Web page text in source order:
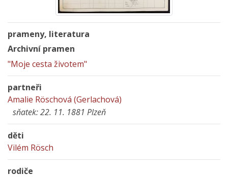
prameny, literatura
Archivní pramen
"Moje cesta životem"
partneři
Amalie Röschová (Gerlachová)
sňatek: 22. 11. 1881 Plzeň
děti
Vilém Rösch
rodiče